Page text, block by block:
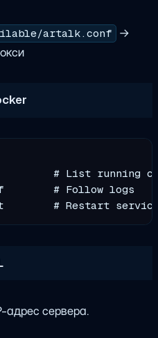
artalk.conf
→
# List running
# Follow logs
адрес сервера.